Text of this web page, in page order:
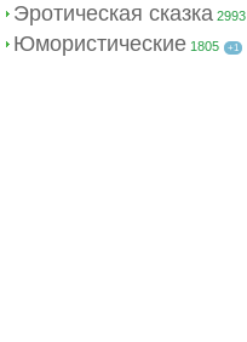
Эротическая сказка 2993
Юмористические 1805 +1